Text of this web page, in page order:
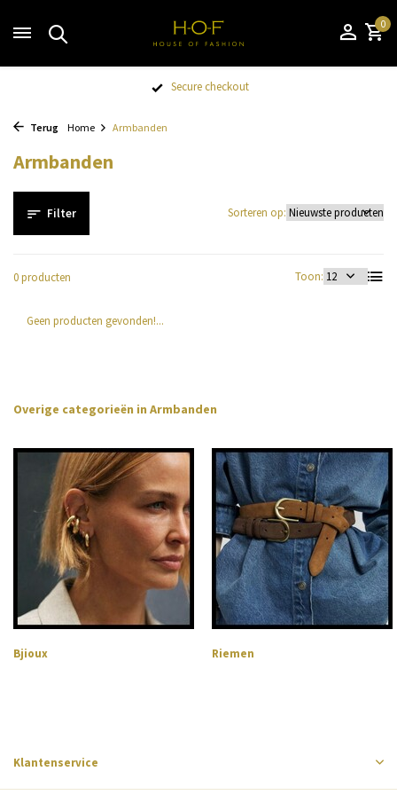
0
Secure checkout
Terug Home Armbanden
Armbanden
Filter
0 producten Toon:
Sorteren op:
Geen producten gevonden!...
Overige categorieën in Armbanden
Bjioux Riemen
Klantenservice